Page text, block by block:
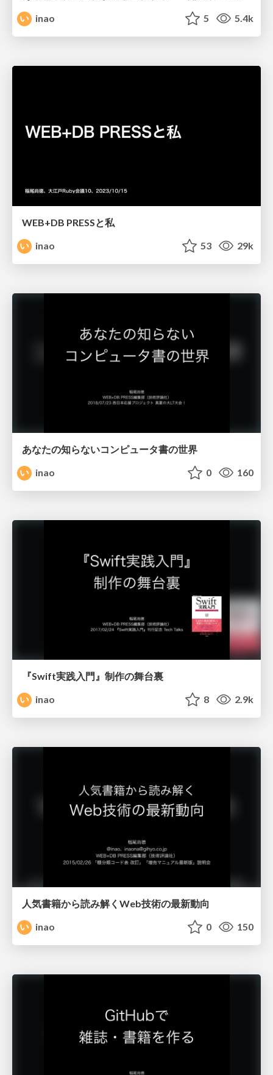
inao
5 5.4k
WEB+DB PRESSと私
inao
53 29k
あなたの知らないコンピュータ書の世界
inao
0 160
『Swift実践入門』制作の舞台裏
inao
8 2.9k
人気書籍から読み解くWeb技術の最新動向
inao
0 150